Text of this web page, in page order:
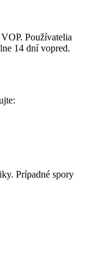
Používatelia
14 dní vopred.
Prípadné spory